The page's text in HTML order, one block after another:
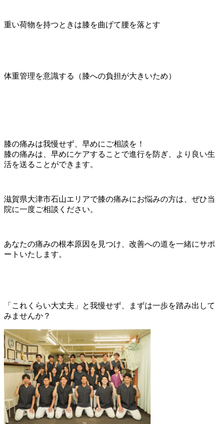
重い荷物を持つときは膝を曲げて腰を落とす
体重管理を意識する（膝への負担が大きいため）
膝の痛みは我慢せず、早めにご相談を！
膝の痛みは、早めにケアすることで進行を防ぎ、より良い生
活を送ることができます。
滋賀県大津市石山エリアで膝の痛みにお悩みの方は、ぜひ当
院に一度ご相談ください。
あなたの痛みの根本原因を見つけ、改善への道を一緒にサポ
ートいたします。
「これくらい大丈夫」と我慢せず、まずは一歩を踏み出して
みませんか？